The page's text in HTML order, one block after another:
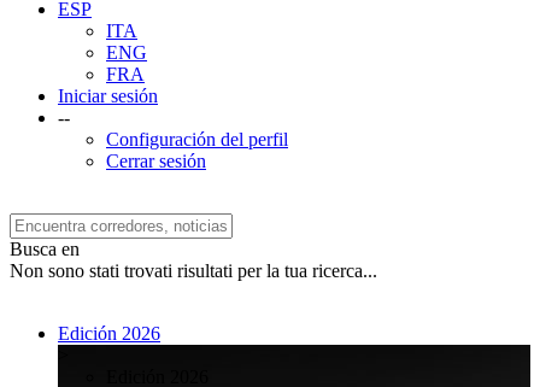
ESP
ITA
ENG
FRA
Iniciar sesión
--
Configuración del perfil
Cerrar sesión
Busca en
Non sono stati trovati risultati per la tua ricerca...
Edición 2026